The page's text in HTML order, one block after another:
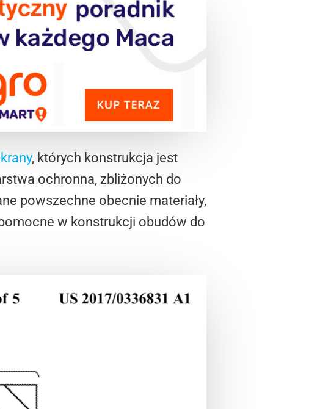
, których konstrukcja jest
ochronna, zbliżonych do
powszechne obecnie materiały,
w konstrukcji obudów do